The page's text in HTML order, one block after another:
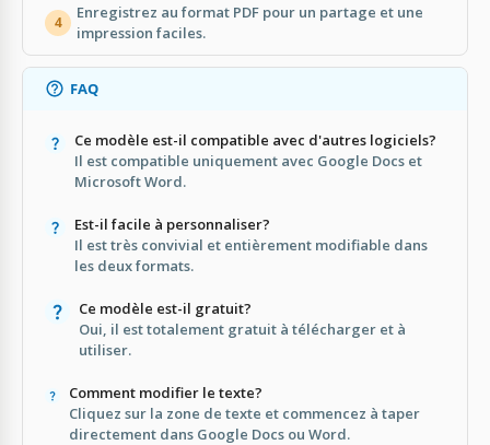
4
Enregistrez au format PDF pour un partage et une
impression faciles.
FAQ
Ce modèle est-il compatible avec d'autres logiciels?
Il est compatible uniquement avec Google Docs et
Microsoft Word.
Est-il facile à personnaliser?
Il est très convivial et entièrement modifiable dans
les deux formats.
Ce modèle est-il gratuit?
Oui, il est totalement gratuit à télécharger et à
utiliser.
Comment modifier le texte?
Cliquez sur la zone de texte et commencez à taper
directement dans Google Docs ou Word.